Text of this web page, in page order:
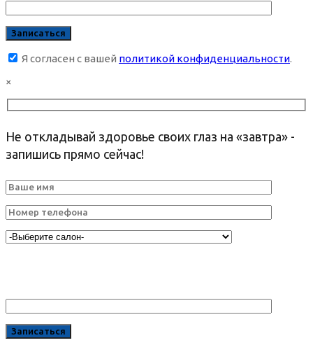
Я согласен с вашей политикой конфиденциальности.
×
Не откладывай здоровье своих глаз на «завтра» -
запишись прямо сейчас!